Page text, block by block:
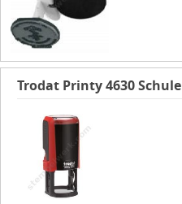
Trodat Printy 4630 Schule